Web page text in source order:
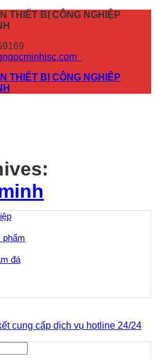
THIẾT BỊ CÔNG NGHIỆP
THIẾT BỊ CÔNG NGHIỆP
phẩm
đá
cung cấp dịch vụ hotline 24/24